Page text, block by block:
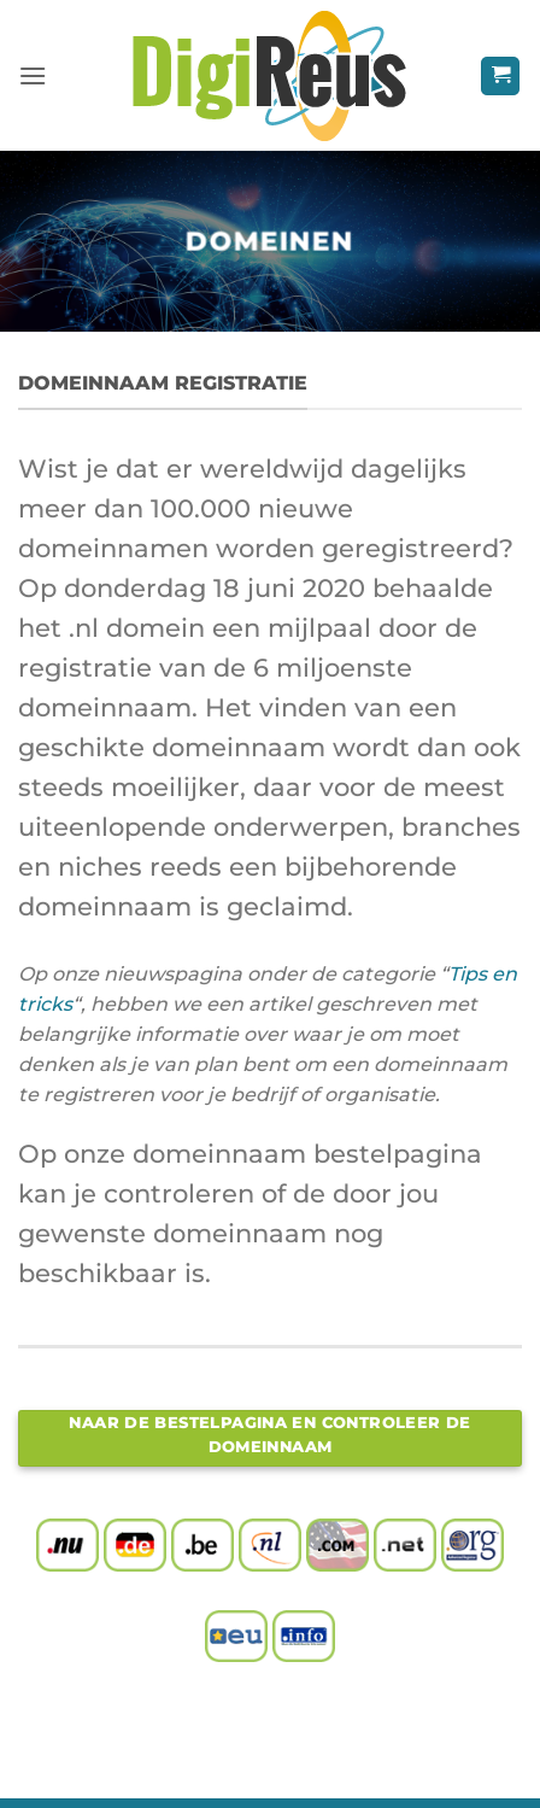
inhoud
DOMEINEN
DOMEINNAAM REGISTRATIE
Wist je dat er wereldwijd dagelijks
meer dan 100.000 nieuwe
domeinnamen worden geregistreerd?
Op donderdag 18 juni 2020 behaalde
het .nl domein een mijlpaal door de
registratie van de 6 miljoenste
domeinnaam. Het vinden van een
geschikte domeinnaam wordt dan ook
steeds moeilijker, daar voor de meest
uiteenlopende onderwerpen, branches
en niches reeds een bijbehorende
domeinnaam is geclaimd.
Op onze nieuwspagina onder de categorie “Tips en
tricks“, hebben we een artikel geschreven met
belangrijke informatie over waar je om moet
denken als je van plan bent om een domeinnaam
te registreren voor je bedrijf of organisatie.
Op onze domeinnaam bestelpagina
kan je controleren of de door jou
gewenste domeinnaam nog
beschikbaar is.
NAAR DE BESTELPAGINA EN CONTROLEER DE
DOMEINNAAM